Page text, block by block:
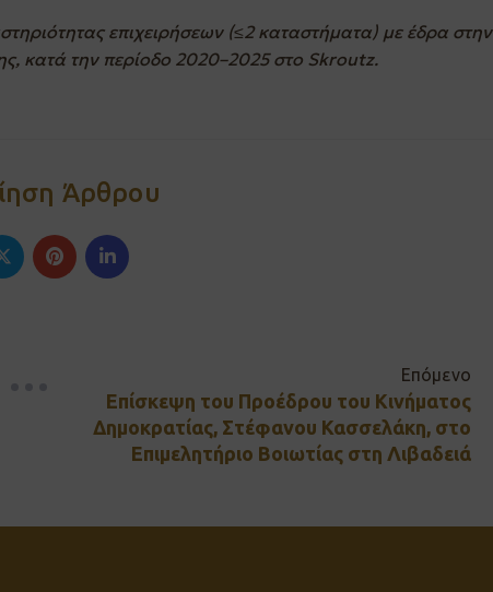
επιχειρήσεων (≤2 καταστήματα) με έδρα στην
κατά την περίοδο 2020–2025 στο Skroutz.
Άρθρου
Επόμενο
Επίσκεψη του Προέδρου του Κινήματος
Δημοκρατίας, Στέφανου Κασσελάκη, στο
Επιμελητήριο Βοιωτίας στη Λιβαδειά